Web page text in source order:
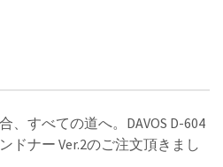
、すべての道へ。DAVOS D-604
ドナー Ver.2のご注文頂きまし